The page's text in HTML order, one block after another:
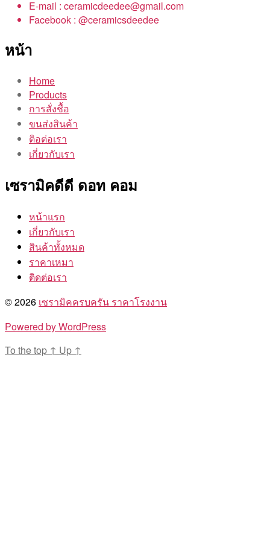
E-mail : ceramicdeedee@gmail.com
Facebook : @ceramicsdeedee
หน้า
Home
Products
การสั่งชื้อ
ขนส่งสินค้า
ติอต่อเรา
เกี่ยวกับเรา
เซรามิคดีดี ดอท คอม
หน้าแรก
เกี่ยวกับเรา
สินค้าทั้งหมด
ราคาเหมา
ติดต่อเรา
© 2026 เซรามิคครบครัน ราคาโรงงาน
Powered by WordPress
To the top ↑ Up ↑